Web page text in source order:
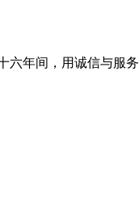
六年间，用诚信与服